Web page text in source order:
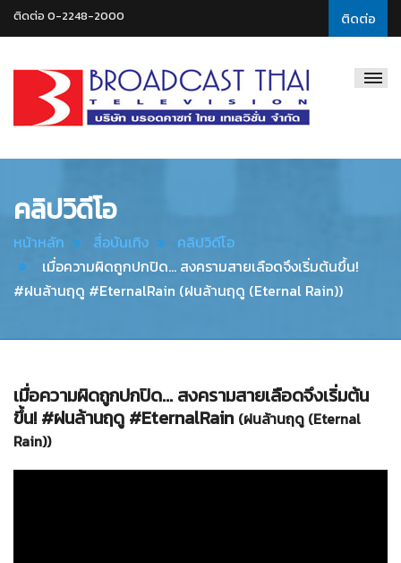
ติดต่อ
ติดต่อ 0-2248-2000
Thai
คลิปวิดีโอ
หน้าหลัก สื่อบันเทิง
คลิปวิดีโอ
เมื่อความผิดถูกปกปิด... สงครามสายเลือดจึงเริ่มต้นขึ้น!
#ฝนล้านฤดู #EternalRain (ฝนล้านฤดู (Eternal Rain))
เมื่อความผิดถูกปกปิด... สงครามสายเลือดจึงเริ่มต้น
ขึ้น! #ฝนล้านฤดู #EternalRain (ฝนล้านฤดู (Eternal
Rain))